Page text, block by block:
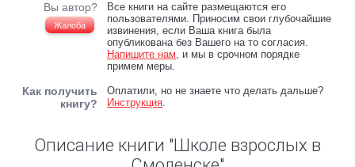
Вы автор?
Жалоба
Все книги на сайте размещаются его
пользователями. Приносим свои глубочайшие
извинения, если Ваша книга была
опубликована без Вашего на то согласия.
Напишите нам, и мы в срочном порядке
примем меры.
Как получить
книгу?
Оплатили, но не знаете что делать дальше?
Инструкция.
Описание книги "Школе взрослых в